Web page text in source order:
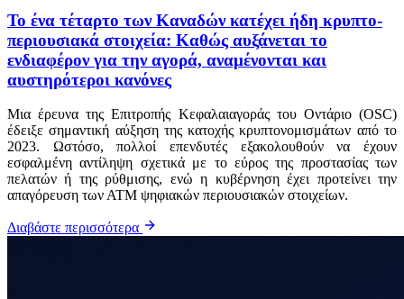
Το ένα τέταρτο των Καναδών κατέχει ήδη κρυπτο-
περιουσιακά στοιχεία: Καθώς αυξάνεται το
ενδιαφέρον για την αγορά, αναμένονται και
αυστηρότεροι κανόνες
Μια έρευνα της Επιτροπής Κεφαλαιαγοράς του Οντάριο (OSC)
έδειξε σημαντική αύξηση της κατοχής κρυπτονομισμάτων από το
2023. Ωστόσο, πολλοί επενδυτές εξακολουθούν να έχουν
εσφαλμένη αντίληψη σχετικά με το εύρος της προστασίας των
πελατών ή της ρύθμισης, ενώ η κυβέρνηση έχει προτείνει την
απαγόρευση των ΑΤΜ ψηφιακών περιουσιακών στοιχείων.
Διαβάστε περισσότερα